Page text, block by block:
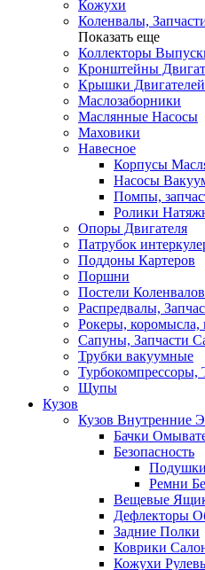
Кожухи
Коленвалы,
Показать еще
Коллекторы
Кронштейны
Крышки Двигателей
Маслозаборники
Маслянные Насосы
Маховики
Навесное
Корпусы
Насосы
Помпы,
Ролики
Опоры Двигателя
Патрубок
Поддоны Картеров
Поршни
Постели Коленвалов
Распредвалы,
Рокеры, коромысла,
Сапуны, Запчасти
Трубки вакуумные
Турбокомпрессоры,
Щупы
Кузов
Кузов Внутренние
Бачки
Безопасность
Подушки
Ремни
Вещевые
Дефлекторы
Задние Полки
Коврики
Кожухи